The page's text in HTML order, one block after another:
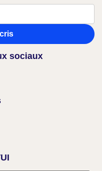
sociaux